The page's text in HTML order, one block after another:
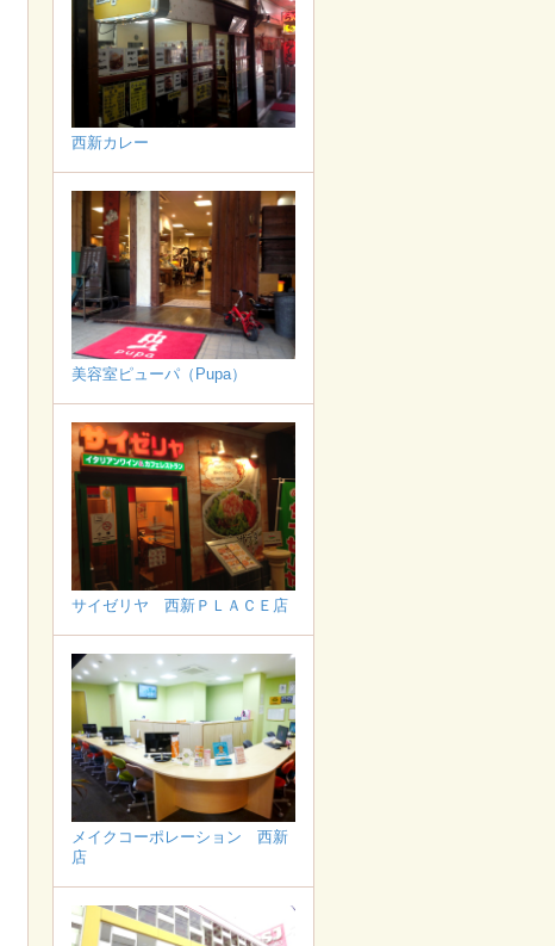
西新カレー
美容室ピューパ（Pupa）
サイゼリヤ 西新ＰＬＡＣＥ店
メイクコーポレーション 西新
店